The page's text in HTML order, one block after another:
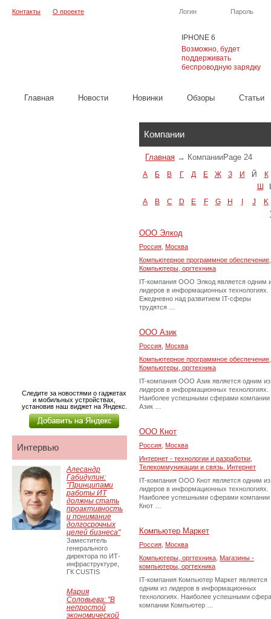
IPHONE 6
Возможно, будет
поддерживать
беспроводную зарядку
Логин Пароль
Контакты О проекте
Главная Новости Новинки Обзоры Cтатьи
Компании
Главная → КомпанииPage 24
А Б В Г Д Е Ж З И Й
К
Ш
A
B C D E F G H J
K
ООО Элкод
Россия Москва
Компьютерное программное обеспечение
Компьютеры, оргтехника
IT-компания ООО Элкод является одним
лидеров в информационных технологиях.
Ежедневно над развитием IT-сферы
трудятся …
ООО Азик
Россия Москва
Компьютерное программное обеспечение
Компьютеры, оргтехника
IT-компания ООО Азик является одним из
лидеров в информационных технологиях.
Наиболее успешными сферами компании
Азик …
ООО Кнот
Россия Москва
Интернет - технологии и разработки
Телекоммуникации и связь. Интернет
IT-компания ООО Кнот является одним из
лидеров в информационных технологиях.
Наиболее успешными сферами компании
Кнот …
Компьютер Маркет
Россия Москва
Компьютеры, оргтехника Магазины -
компьютеры, оргтехника
IT-компания Компьютер Маркет является
одним из лидеров в информационных
технологиях. Наиболее успешными
компании Компьютер …
Следите за новостями о гаджетах
и мобильных устройствах,
установив наш виджет на Яндекс.
Интервью
Алесандр
Габидулин:
"Принципами
работы ИТ
должны стать
проактивность
и понимание
долгосрочных
целей бизнеса"
Заместитель
генерального
директора по ИТ-
инфраструктуре,
ГК CUSTIS
Мария
Соловьева: "В
непростой
экономической